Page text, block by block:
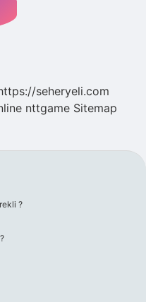
seheryeli.com
nttgame Sitemap
?